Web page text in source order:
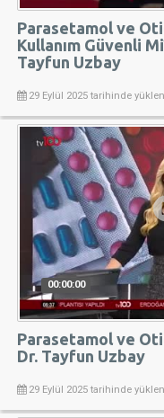
Parasetamol ve
Kullanım Güvenli
Tayfun Uzbay
29 Eylül 2025 tarihinde
00:00:00
Parasetamol ve
Dr. Tayfun Uzbay
29 Eylül 2025 tarihinde